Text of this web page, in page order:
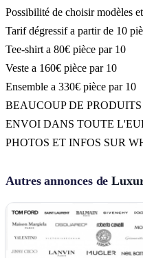
Possibilité de choisir modèles
Tarif dégressif a partir de 10
Tee-shirt a 80€ pièce par 10
Veste a 160€ pièce par 10
Ensemble a 330€ pièce par 10
BEAUCOUP DE
ENVOI DANS TOUTE
PHOTOS ET INFOS SUR
Autres annonces de